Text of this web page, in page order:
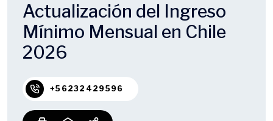
Actualización del Ingreso
Mínimo Mensual en Chile
2026
+56232429596